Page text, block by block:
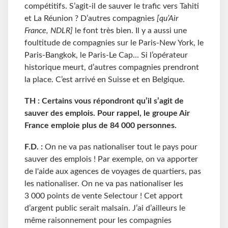
compétitifs. S’agit-il de sauver le trafic vers Tahiti
et La Réunion ? D’autres compagnies [qu’Air
France, NDLR] le font très bien. Il y a aussi une
foultitude de compagnies sur le Paris-New York, le
Paris-Bangkok, le Paris-Le Cap… Si l’opérateur
historique meurt, d’autres compagnies prendront
la place. C’est arrivé en Suisse et en Belgique.
TH : Certains vous répondront qu’il s’agit de
sauver des emplois. Pour rappel, le groupe Air
France emploie plus de 84 000 personnes.
F.D. : On ne va pas nationaliser tout le pays pour
sauver des emplois ! Par exemple, on va apporter
de l'aide aux agences de voyages de quartiers, pas
les nationaliser. On ne va pas nationaliser les
3 000 points de vente Selectour ! Cet apport
d’argent public serait malsain. J’ai d’ailleurs le
même raisonnement pour les compagnies